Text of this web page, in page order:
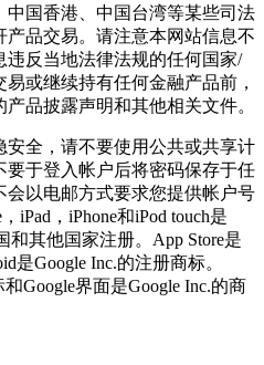
国香港、中国台湾等某些司法
品交易。请注意本网站信息不
反当地法律法规的任何国家/
或继续持有任何金融产品前，
品披露声明和其他相关文件。
安全，请不要使用公共或共享计
于登入帐户后将密码保存于任
以电邮方式要求您提供帐户号
iPad，iPhone和iPod touch是
和其他国家注册。App Store是
是Google Inc.的注册商标。
Google界面是Google Inc.的商